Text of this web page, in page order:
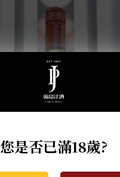
您是否已滿18歲?